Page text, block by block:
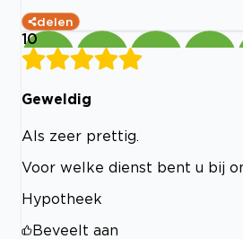
delen
10
Geweldig
Als zeer prettig.
Voor welke dienst bent u bij
Hypotheek
Beveelt aan